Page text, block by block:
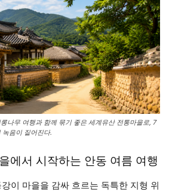
나무 여행과 함께 묶기 좋은 세계유산 전통마을로, 7
녹음이 짙어진다.
에서 시작하는 안동 여름 여행
이 마을을 감싸 흐르는 독특한 지형 위